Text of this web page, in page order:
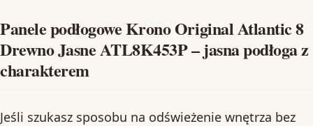
Panele podłogowe Krono Original Atlantic 8
Drewno Jasne ATL8K453P – jasna podłoga z
charakterem
Jeśli szukasz sposobu na odświeżenie wnętrza bez